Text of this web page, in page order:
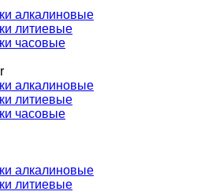
алкалиновые
литиевые
часовые
алкалиновые
литиевые
часовые
алкалиновые
литиевые